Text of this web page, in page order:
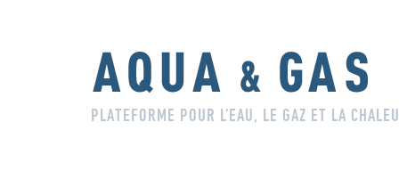
PLATEFORME POUR L’EAU, LE GAZ ET LA